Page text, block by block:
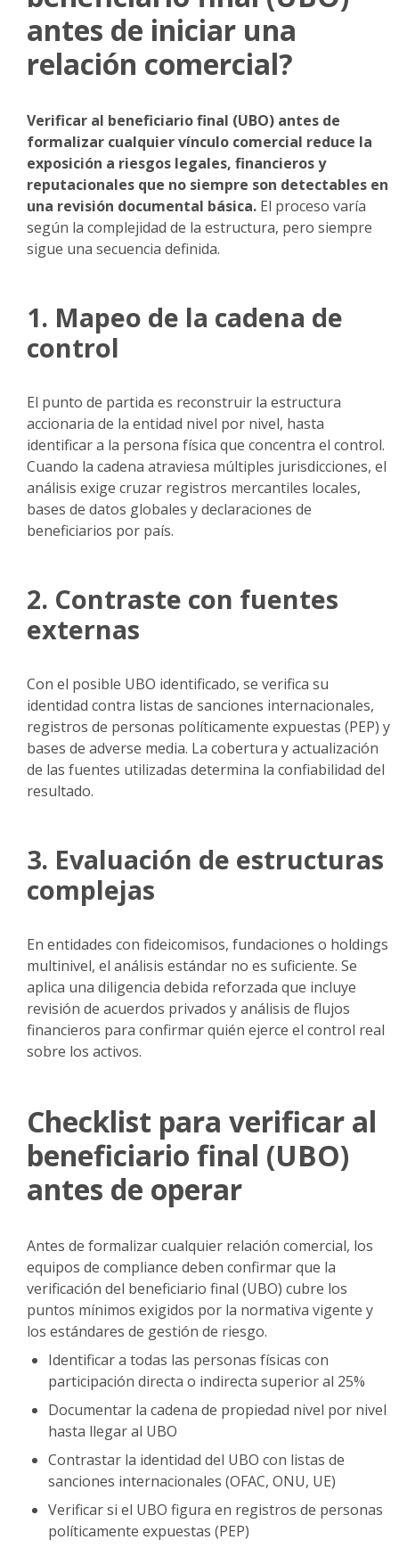
antes de iniciar una
relación comercial?
Verificar al beneficiario final (UBO) antes de
formalizar cualquier vínculo comercial reduce la
exposición a riesgos legales, financieros y
reputacionales que no siempre son detectables en
una revisión documental básica. El proceso varía
según la complejidad de la estructura, pero siempre
sigue una secuencia definida.
1. Mapeo de la cadena de
control
El punto de partida es reconstruir la estructura
accionaria de la entidad nivel por nivel, hasta
identificar a la persona física que concentra el control.
Cuando la cadena atraviesa múltiples jurisdicciones, el
análisis exige cruzar registros mercantiles locales,
bases de datos globales y declaraciones de
beneficiarios por país.
2. Contraste con fuentes
externas
Con el posible UBO identificado, se verifica su
identidad contra listas de sanciones internacionales,
registros de personas políticamente expuestas (PEP) y
bases de adverse media. La cobertura y actualización
de las fuentes utilizadas determina la confiabilidad del
resultado.
3. Evaluación de estructuras
complejas
En entidades con fideicomisos, fundaciones o holdings
multinivel, el análisis estándar no es suficiente. Se
aplica una diligencia debida reforzada que incluye
revisión de acuerdos privados y análisis de flujos
financieros para confirmar quién ejerce el control real
sobre los activos.
Checklist para verificar al
beneficiario final (UBO)
antes de operar
Antes de formalizar cualquier relación comercial, los
equipos de compliance deben confirmar que la
verificación del beneficiario final (UBO) cubre los
puntos mínimos exigidos por la normativa vigente y
los estándares de gestión de riesgo.
Identificar a todas las personas físicas con
participación directa o indirecta superior al 25%
Documentar la cadena de propiedad nivel por nivel
hasta llegar al UBO
Contrastar la identidad del UBO con listas de
sanciones internacionales (OFAC, ONU, UE)
Verificar si el UBO figura en registros de personas
políticamente expuestas (PEP)